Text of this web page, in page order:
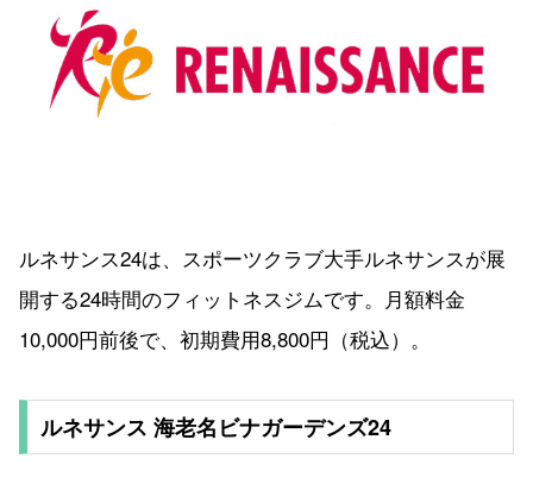
ルネサンス24は、スポーツクラブ大手ルネサンスが展
開する24時間のフィットネスジムです。月額料金
10,000円前後で、初期費用8,800円（税込）。
ルネサンス 海老名ビナガーデンズ24